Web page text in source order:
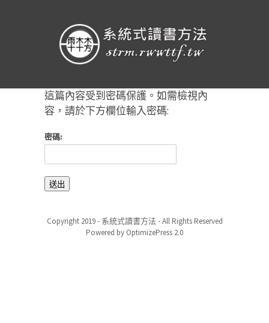
這篇內容受到密碼保護。如需檢視內
容，請於下方欄位輸入密碼:
密碼:
Copyright 2019 - 系統式讀書方法 - All Rights Reserved
Powered by OptimizePress 2.0